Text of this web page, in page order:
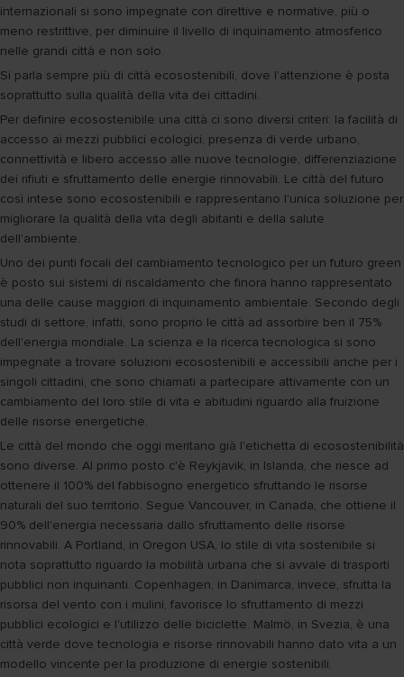
internazionali si sono impegnate con direttive e normative, più o
meno restrittive, per diminuire il livello di inquinamento atmosferico
nelle grandi città e non solo.
Si parla sempre più di città ecosostenibili, dove l'attenzione è posta
soprattutto sulla qualità della vita dei cittadini.
Per definire ecosostenibile una città ci sono diversi criteri: la facilità di
accesso ai mezzi pubblici ecologici, presenza di verde urbano,
connettività e libero accesso alle nuove tecnologie, differenziazione
dei rifiuti e sfruttamento delle energie rinnovabili. Le città del futuro
così intese sono ecosostenibili e rappresentano l'unica soluzione per
migliorare la qualità della vita degli abitanti e della salute
dell'ambiente.
Uno dei punti focali del cambiamento tecnologico per un futuro green
è posto sui sistemi di riscaldamento che finora hanno rappresentato
una delle cause maggiori di inquinamento ambientale. Secondo degli
studi di settore, infatti, sono proprio le città ad assorbire ben il 75%
dell'energia mondiale. La scienza e la ricerca tecnologica si sono
impegnate a trovare soluzioni ecosostenibili e accessibili anche per i
singoli cittadini, che sono chiamati a partecipare attivamente con un
cambiamento del loro stile di vita e abitudini riguardo alla fruizione
delle risorse energetiche.
Le città del mondo che oggi meritano già l'etichetta di ecosostenibilità
sono diverse. Al primo posto c'è Reykjavik, in Islanda, che riesce ad
ottenere il 100% del fabbisogno energetico sfruttando le risorse
naturali del suo territorio. Segue Vancouver, in Canada, che ottiene il
90% dell'energia necessaria dallo sfruttamento delle risorse
rinnovabili. A Portland, in Oregon USA, lo stile di vita sostenibile si
nota soprattutto riguardo la mobilità urbana che si avvale di trasporti
pubblici non inquinanti. Copenhagen, in Danimarca, invece, sfrutta la
risorsa del vento con i mulini, favorisce lo sfruttamento di mezzi
pubblici ecologici e l'utilizzo delle biciclette. Malmö, in Svezia, è una
città verde dove tecnologia e risorse rinnovabili hanno dato vita a un
modello vincente per la produzione di energie sostenibili.